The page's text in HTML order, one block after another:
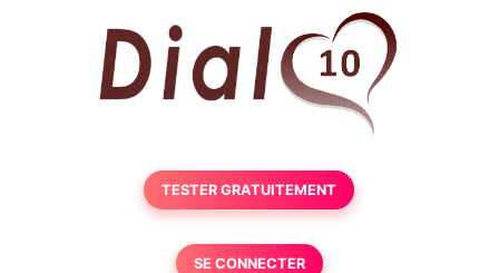
TESTER GRATUITEMENT
SE CONNECTER